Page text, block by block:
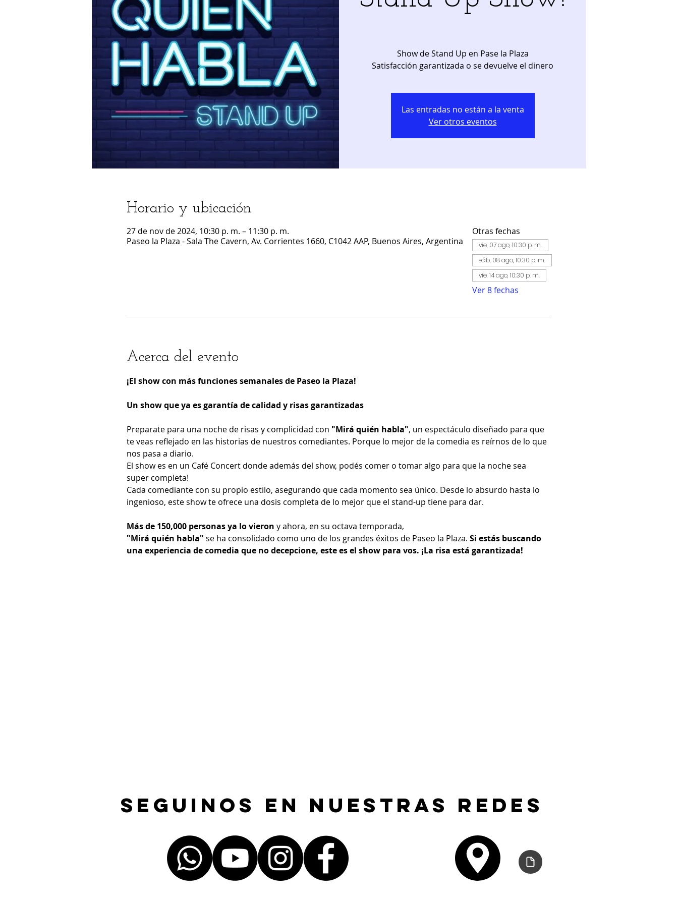
Show de Stand Up en Pase la Plaza
Satisfacción garantizada o se devuelve el dinero
Las entradas no están a la venta
Ver otros eventos
Horario y ubicación
27 de nov de 2024, 10:30 p. m. – 11:30 p. m.
Paseo la Plaza - Sala The Cavern, Av. Corrientes 1660, C1042 AAP, Buenos Aires, Argentina
Otras fechas
vie, 07 ago, 10:30 p. m.
sáb, 08 ago, 10:30 p. m.
vie, 14 ago, 10:30 p. m.
Ver 8 fechas
Acerca del evento
¡El show con más funciones semanales de Paseo la Plaza!
Un show que ya es garantía de calidad y risas garantizadas
Preparate para una noche de risas y complicidad con "Mirá quién habla", un espectáculo diseñado para que
te veas reflejado en las historias de nuestros comediantes. Porque lo mejor de la comedia es reírnos de lo que
nos pasa a diario.
El show es en un Café Concert donde además del show, podés comer o tomar algo para que la noche sea
super completa!
Cada comediante con su propio estilo, asegurando que cada momento sea único. Desde lo absurdo hasta lo
ingenioso, este show te ofrece una dosis completa de lo mejor que el stand-up tiene para dar.
Más de 150,000 personas ya lo vieron y ahora, en su octava temporada,
"Mirá quién habla" se ha consolidado como uno de los grandes éxitos de Paseo la Plaza. Si estás buscando
una experiencia de comedia que no decepcione, este es el show para vos. ¡La risa está garantizada!
Seguinos en nuestras redes